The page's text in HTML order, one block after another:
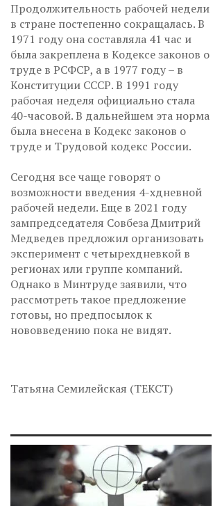
Продолжительность рабочей недели
в стране постепенно сокращалась. В
1971 году она составляла 41 час и
была закреплена в Кодексе законов о
труде в РСФСР, а в 1977 году – в
Конституции СССР. В 1991 году
рабочая неделя официально стала
40-часовой. В дальнейшем эта норма
была внесена в Кодекс законов о
труде и Трудовой кодекс России.
Сегодня все чаще говорят о
возможности введения 4-хдневной
рабочей недели. Еще в 2021 году
зампредседателя Совбеза Дмитрий
Медведев предложил организовать
эксперимент с четырехдневкой в
регионах или группе компаний.
Однако в Минтруде заявили, что
рассмотреть такое предложение
готовы, но предпосылок к
нововведению пока не видят.
Татьяна Семилейская (ТЕКСТ)